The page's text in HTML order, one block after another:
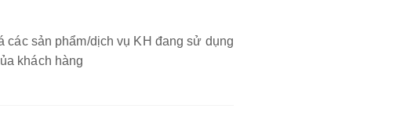
các sản phẩm/dịch vụ KH đang sử dụng
khách hàng